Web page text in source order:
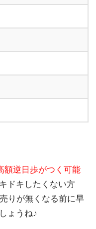
額逆日歩がつく可能
ドキしたくない方
りが無くなる前に早
ょうね♪